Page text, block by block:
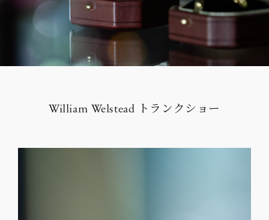
William Welstead トランクショー